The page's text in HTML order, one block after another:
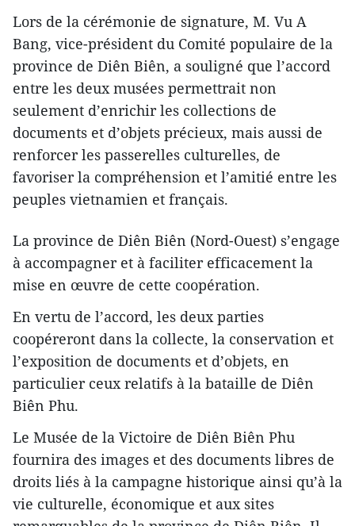
Lors de la cérémonie de signature, M. Vu A
Bang, vice-président du Comité populaire de la
province de Diên Biên, a souligné que l’accord
entre les deux musées permettrait non
seulement d’enrichir les collections de
documents et d’objets précieux, mais aussi de
renforcer les passerelles culturelles, de
favoriser la compréhension et l’amitié entre les
peuples vietnamien et français.
La province de Diên Biên (Nord-Ouest) s’engage
à accompagner et à faciliter efficacement la
mise en œuvre de cette coopération.
En vertu de l’accord, les deux parties
coopéreront dans la collecte, la conservation et
l’exposition de documents et d’objets, en
particulier ceux relatifs à la bataille de Diên
Biên Phu.
Le Musée de la Victoire de Diên Biên Phu
fournira des images et des documents libres de
droits liés à la campagne historique ainsi qu’à la
vie culturelle, économique et aux sites